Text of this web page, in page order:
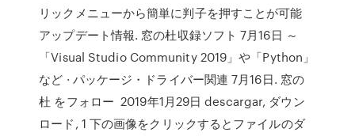
リックメニューから簡単に判子を押すことが可能
アップデート情報. 窓の杜収録ソフト 7月16日 ～
「Visual Studio Community 2019」や「Python」
など · パッケージ・ドライバー関連 7月16日. 窓の
杜 をフォロー 2019年1月29日 descargar, ダウン
ロード, 1 下の画像をクリックするとファイルのダ